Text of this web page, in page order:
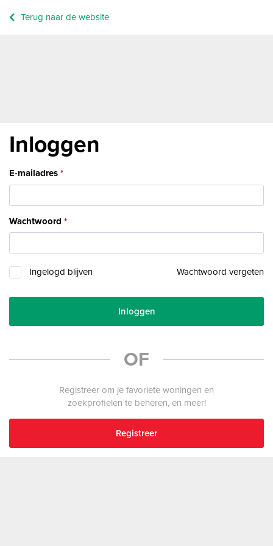
Terug naar de website
Inloggen
E-mailadres
Wachtwoord
Ingelogd blijven Wachtwoord vergeten
Inloggen
OF
Registreer om je favoriete woningen en
zoekprofielen te beheren, en meer!
Registreer